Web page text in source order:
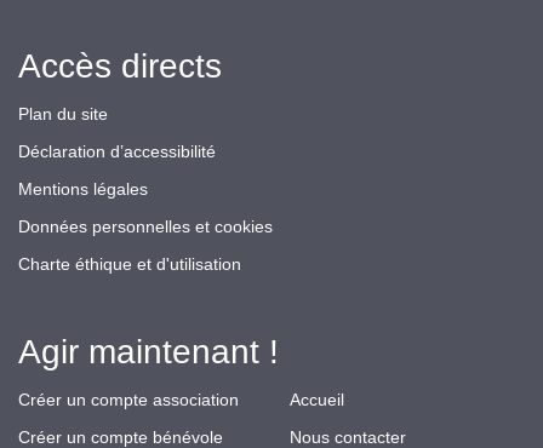
Accès directs
Plan du site
Déclaration d’accessibilité
Mentions légales
Données personnelles et cookies
Charte éthique et d'utilisation
Agir maintenant !
Créer un compte association
Créer un compte bénévole
Accueil
Nous contacter